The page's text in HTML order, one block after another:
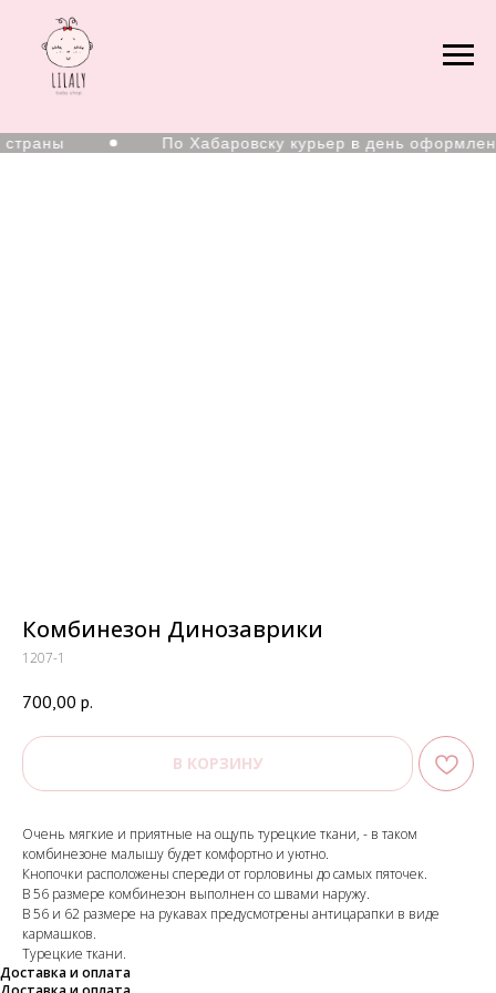
По Хабаровску курьер в день
Комбинезон Динозаврики
1207-1
700,00 р.
В КОРЗИНУ
Очень мягкие и приятные на ощупь турецкие ткани, - в таком
комбинезоне малышу будет комфортно и уютно.
Кнопочки расположены спереди от горловины до самых пяточек.
В 56 размере комбинезон выполнен со швами наружу.
В 56 и 62 размере на рукавах предусмотрены антицарапки в виде
кармашков.
Турецкие ткани.
Доставка и оплата